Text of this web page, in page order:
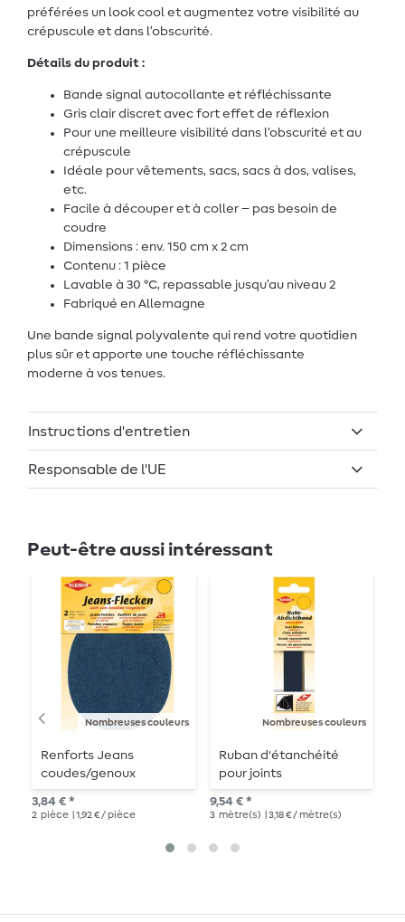
préférées un look cool et augmentez votre visibilité au
crépuscule et dans l’obscurité.
Détails du produit :
Bande signal autocollante et réfléchissante
Gris clair discret avec fort effet de réflexion
Pour une meilleure visibilité dans l’obscurité et au
crépuscule
Idéale pour vêtements, sacs, sacs à dos, valises,
etc.
Facile à découper et à coller – pas besoin de
coudre
Dimensions : env. 150 cm x 2 cm
Contenu : 1 pièce
Lavable à 30 °C, repassable jusqu’au niveau 2
Fabriqué en Allemagne
Une bande signal polyvalente qui rend votre quotidien
plus sûr et apporte une touche réfléchissante
moderne à vos tenues.
Instructions d'entretien
Responsable de l'UE
Peut-être aussi intéressant
Nombreuses couleurs
Renforts Jeans
coudes/genoux
3,84 € *
2 pièce | 1,92 € / pièce
Nombreuses couleurs
Ruban d'étanchéité
pour joints
9,54 € *
3 mètre(s) | 3,18 € / mètre(s)